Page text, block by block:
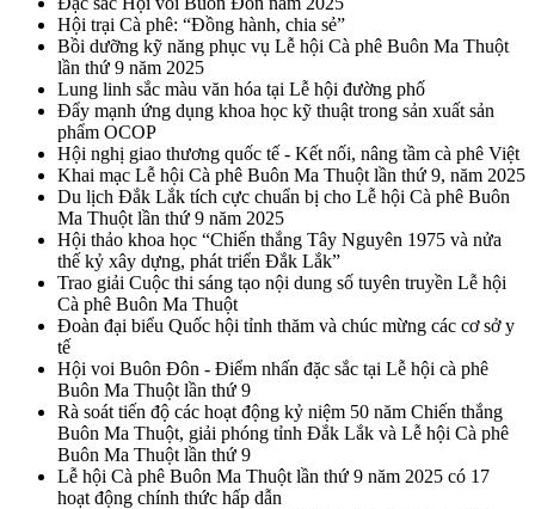
Hội trại Cà phê: “Đồng hành, chia sẻ”
Bồi dưỡng kỹ năng phục vụ Lễ hội Cà phê Buôn Ma Thuột
lần thứ 9 năm 2025
Lung linh sắc màu văn hóa tại Lễ hội đường phố
Đẩy mạnh ứng dụng khoa học kỹ thuật trong sản xuất sản
phẩm OCOP
Hội nghị giao thương quốc tế - Kết nối, nâng tầm cà phê Việt
Khai mạc Lễ hội Cà phê Buôn Ma Thuột lần thứ 9, năm 2025
Du lịch Đắk Lắk tích cực chuẩn bị cho Lễ hội Cà phê Buôn
Ma Thuột lần thứ 9 năm 2025
Hội thảo khoa học “Chiến thắng Tây Nguyên 1975 và nửa
thế kỷ xây dựng, phát triển Đắk Lắk”
Trao giải Cuộc thi sáng tạo nội dung số tuyên truyền Lễ hội
Cà phê Buôn Ma Thuột
Đoàn đại biểu Quốc hội tỉnh thăm và chúc mừng các cơ sở y
tế
Hội voi Buôn Đôn - Điểm nhấn đặc sắc tại Lễ hội cà phê
Buôn Ma Thuột lần thứ 9
Rà soát tiến độ các hoạt động kỷ niệm 50 năm Chiến thắng
Buôn Ma Thuột, giải phóng tỉnh Đắk Lắk và Lễ hội Cà phê
Buôn Ma Thuột lần thứ 9
Lễ hội Cà phê Buôn Ma Thuột lần thứ 9 năm 2025 có 17
hoạt động chính thức hấp dẫn